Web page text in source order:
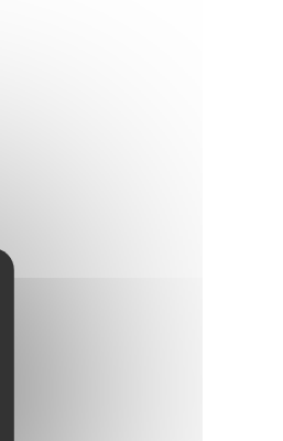
Masquer le